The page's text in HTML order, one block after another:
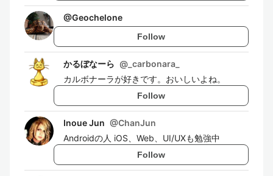
@Geochelone
Follow
かるぼなーら @ _carbonara_
カルボナーラが好きです。おいしいよね。
Follow
Inoue Jun @ChanJun
Androidの人 iOS、Web、UI/UXも勉強中
Follow